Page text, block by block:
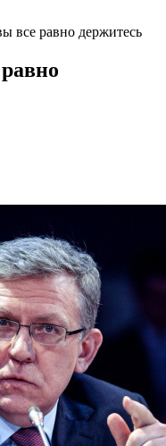
все равно держитесь